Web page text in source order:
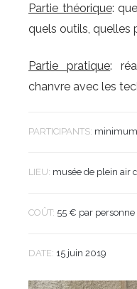
Partie théorique:
quels outils, quelles
Partie pratique:
chanvre avec les
PARTICIPANTS:
LIEU: musée de plein air
COÛT: 55 € par personne
DATE: 15 juin 2019